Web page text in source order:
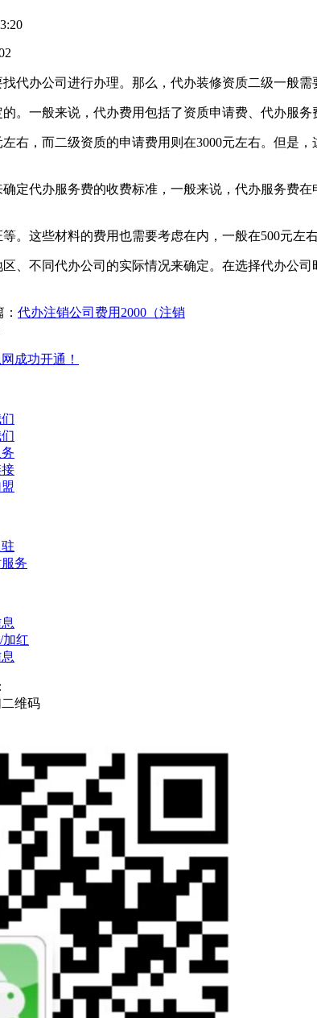
代办公司进行办理。那么，代办装修资质二级一般需
一般来说，代办费用包括了资质申请费、代办服务
，而二级资质的申请费用则在3000元左右。但是，
定代办服务费的收费标准，一般来说，代办服务费
。这些材料的费用也需要考虑在内，一般在500元左右
、不同代办公司的实际情况来确定。在选择代办公
代办注销公司费用2000（注销
成功开通！
务
加红
维码